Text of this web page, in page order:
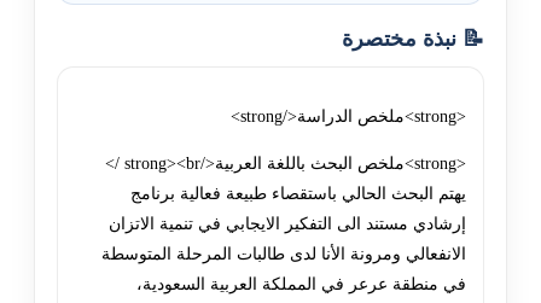
📝 نبذة مختصرة
<strong>ملخص الدراسة</strong>
<strong>ملخص البحث باللغة العربية</strong><br />
يهتم البحث الحالي باستقصاء طبيعة فعالية برنامج
إرشادي مستند الى التفکير الايجابي في تنمية الاتزان
الانفعالي ومرونة الأنا لدى طالبات المرحلة المتوسطة
في منطقة عرعر في المملکة العربية السعودية،